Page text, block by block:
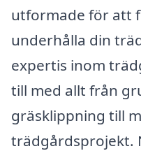
utformade för att
underhålla din
expertis inom
till med allt från
gräsklippning till
trädgårdsprojekt.